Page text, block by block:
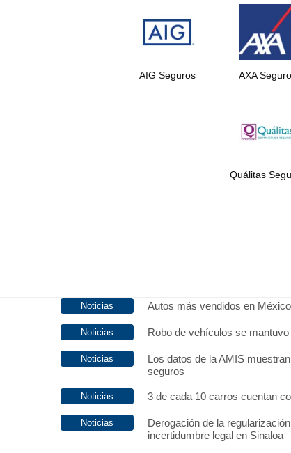
AIG Seguros AXA
Quálitas
Autos más vendidos en
Robo de vehículos se
Los datos de la AMIS
seguros
3 de cada 10 carros cuentan
Derogación de la
incertidumbre legal en Sinaloa